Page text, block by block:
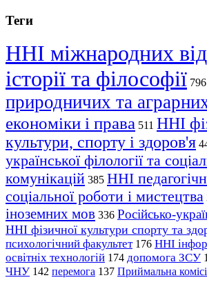
Теги
ННІ міжнародних
історії та філософії 796
природничих та
економіки і права 511 ННІ
культури, спорту і здоров'я
української філології та
комунікацій 385 ННІ
соціальної роботи і мистецтва
іноземних мов 336 Російсько-
ННІ фізичної культури спорту та
психологічний факультет 176 ННІ
освітніх технологій 174 допомога ЗСУ
ЧНУ 142 перемога 137 Приймальна